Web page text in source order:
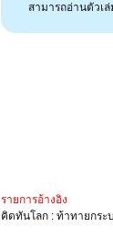
สามารถอ่านตัวเ
รายการอ้างอิง
คิดทันโลก : ท้าทายกระ